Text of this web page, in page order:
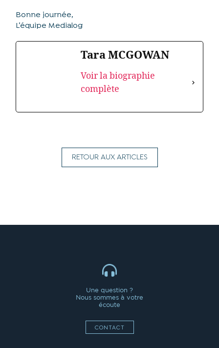
Bonne journée,
L’équipe Medialog
Tara MCGOWAN
Voir la biographie
complète
RETOUR AUX ARTICLES
Une question ?
Nous sommes à votre
écoute
CONTACT